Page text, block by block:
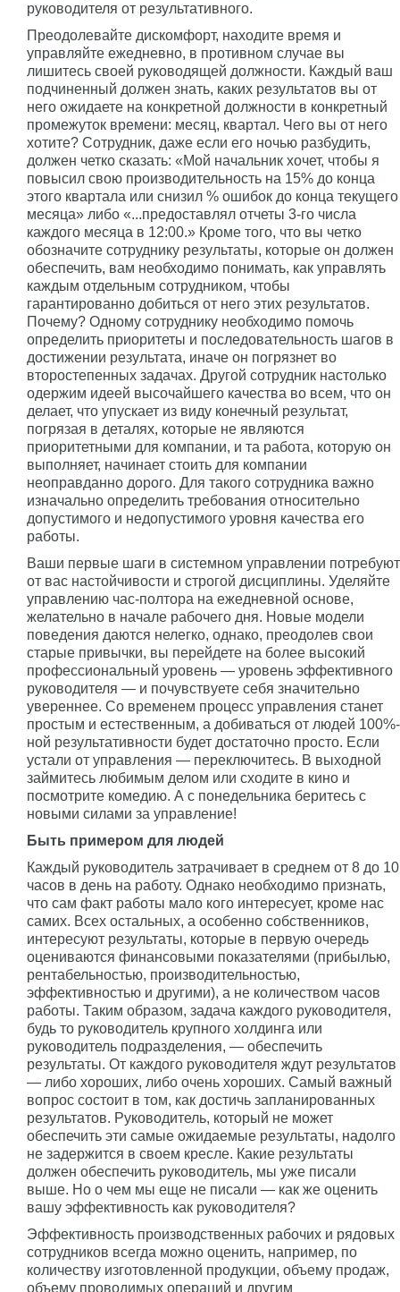
руководителя от результативного.
Преодолевайте дискомфорт, находите время и
управляйте ежедневно, в противном случае вы
лишитесь своей руководящей должности. Каждый ваш
подчиненный должен знать, каких результатов вы от
него ожидаете на конкретной должности в конкретный
промежуток времени: месяц, квартал. Чего вы от него
хотите? Сотрудник, даже если его ночью разбудить,
должен четко сказать: «Мой начальник хочет, чтобы я
повысил свою производительность на 15% до конца
этого квартала или снизил % ошибок до конца текущего
месяца» либо «...предоставлял отчеты 3-го числа
каждого месяца в 12:00.» Кроме того, что вы четко
обозначите сотруднику результаты, которые он должен
обеспечить, вам необходимо понимать, как управлять
каждым отдельным сотрудником, чтобы
гарантированно добиться от него этих результатов.
Почему? Одному сотруднику необходимо помочь
определить приоритеты и последовательность шагов в
достижении результата, иначе он погрязнет во
второстепенных задачах. Другой сотрудник настолько
одержим идеей высочайшего качества во всем, что он
делает, что упускает из виду конечный результат,
погрязая в деталях, которые не являются
приоритетными для компании, и та работа, которую он
выполняет, начинает стоить для компании
неоправданно дорого. Для такого сотрудника важно
изначально определить требования относительно
допустимого и недопустимого уровня качества его
работы.
Ваши первые шаги в системном управлении потребуют
от вас настойчивости и строгой дисциплины. Уделяйте
управлению час-полтора на ежедневной основе,
желательно в начале рабочего дня. Новые модели
поведения даются нелегко, однако, преодолев свои
старые привычки, вы перейдете на более высокий
профессиональный уровень — уровень эффективного
руководителя — и почувствуете себя значительно
увереннее. Со временем процесс управления станет
простым и естественным, а добиваться от людей 100%-
ной результативности будет достаточно просто. Если
устали от управления — переключитесь. В выходной
займитесь любимым делом или сходите в кино и
посмотрите комедию. А с понедельника беритесь с
новыми силами за управление!
Быть примером для людей
Каждый руководитель затрачивает в среднем от 8 до 10
часов в день на работу. Однако необходимо признать,
что сам факт работы мало кого интересует, кроме нас
самих. Всех остальных, а особенно собственников,
интересуют результаты, которые в первую очередь
оцениваются финансовыми показателями (прибылью,
рентабельностью, производительностью,
эффективностью и другими), а не количеством часов
работы. Таким образом, задача каждого руководителя,
будь то руководитель крупного холдинга или
руководитель подразделения, — обеспечить
результаты. От каждого руководителя ждут результатов
— либо хороших, либо очень хороших. Самый важный
вопрос состоит в том, как достичь запланированных
результатов. Руководитель, который не может
обеспечить эти самые ожидаемые результаты, надолго
не задержится в своем кресле. Какие результаты
должен обеспечить руководитель, мы уже писали
выше. Но о чем мы еще не писали — как же оценить
вашу эффективность как руководителя?
Эффективность производственных рабочих и рядовых
сотрудников всегда можно оценить, например, по
количеству изготовленной продукции, объему продаж,
объему проводимых операций и другим